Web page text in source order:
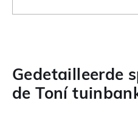
Gedetailleerde
de Toní